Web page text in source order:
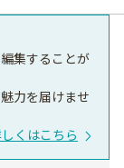
集することが
力を届けませ
くはこちら